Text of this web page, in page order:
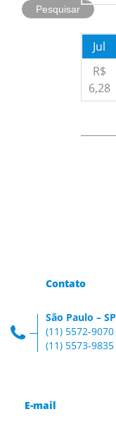
Jul
R$
6,28
Contato
São Paulo – SP
(11) 5572-9070
(11) 5573-9835
E-mail